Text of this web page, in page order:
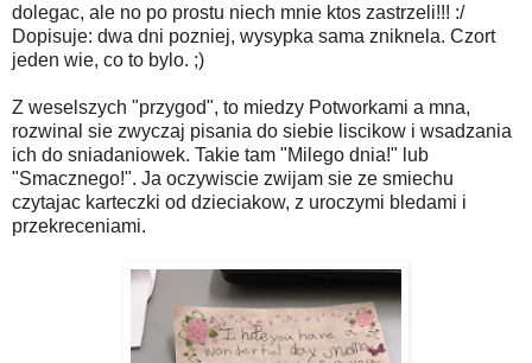
dolegac, ale no po prostu niech mnie ktos zastrzeli!!! :/
Dopisuje: dwa dni pozniej, wysypka sama zniknela. Czort
jeden wie, co to bylo. ;)
Z weselszych "przygod", to miedzy Potworkami a mna,
rozwinal sie zwyczaj pisania do siebie liscikow i wsadzania
ich do sniadaniowek. Takie tam "Milego dnia!" lub
"Smacznego!". Ja oczywiscie zwijam sie ze smiechu
czytajac karteczki od dzieciakow, z uroczymi bledami i
przekreceniami.